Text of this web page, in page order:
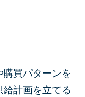
買パターンを
計画を立てる